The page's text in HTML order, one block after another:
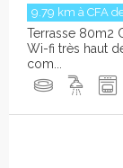
9.79 km à CFA
Terrasse 80m2
Wi-fi très haut
com...